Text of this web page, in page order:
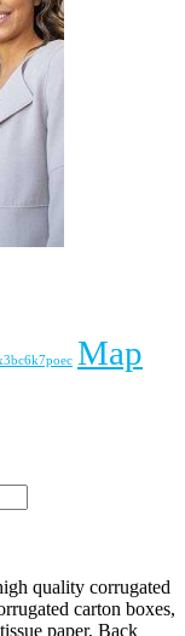
Map
quality corrugated
carton boxes,
paper, Back